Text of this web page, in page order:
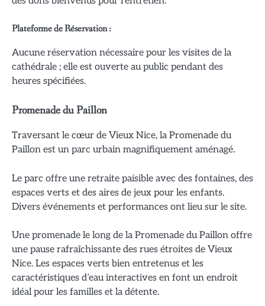
Plateforme de Réservation :
Aucune réservation nécessaire pour les visites de la
cathédrale ; elle est ouverte au public pendant des
heures spécifiées.
Promenade du Paillon
Traversant le cœur de Vieux Nice, la Promenade du
Paillon est un parc urbain magnifiquement aménagé.
Le parc offre une retraite paisible avec des fontaines, des
espaces verts et des aires de jeux pour les enfants.
Divers événements et performances ont lieu sur le site.
Une promenade le long de la Promenade du Paillon offre
une pause rafraîchissante des rues étroites de Vieux
Nice. Les espaces verts bien entretenus et les
caractéristiques d’eau interactives en font un endroit
idéal pour les familles et la détente.